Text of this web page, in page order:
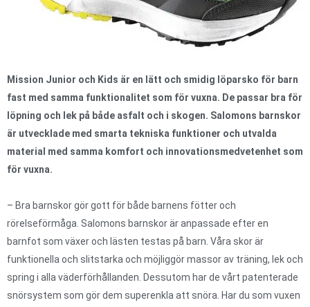
Mission Junior och Kids är en lätt och smidig löparsko för barn
fast med samma funktionalitet som för vuxna. De passar bra för
löpning och lek på både asfalt och i skogen. Salomons barnskor
är utvecklade med smarta tekniska funktioner och utvalda
material med samma komfort och innovationsmedvetenhet som
för vuxna.
– Bra barnskor gör gott för både barnens fötter och
rörelseförmåga. Salomons barnskor är anpassade efter en
barnfot som växer och lästen testas på barn. Våra skor är
funktionella och slitstarka och möjliggör massor av träning, lek och
spring i alla väderförhållanden. Dessutom har de vårt patenterade
snörsystem som gör dem superenkla att snöra. Har du som vuxen